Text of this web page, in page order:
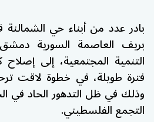
بادر عدد من أبناء حي
بريف العاصمة السورية
التنمية المجتمعية، إلى
فترة طويلة، في خطوة لاقت
وذلك في ظل التدهور الحاد في
التجمع الفلسطيني.